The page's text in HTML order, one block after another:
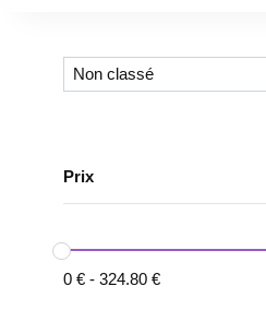
Prix
0 € - 324.80 €